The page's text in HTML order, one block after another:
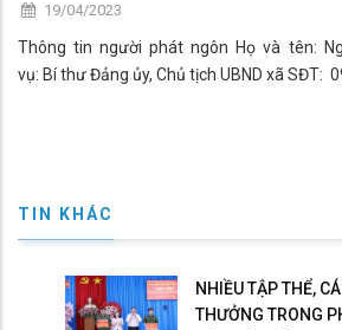
19/04/2023
Thông tin người phát ngôn Họ và tên: Nguyễn Thiện Bảo Chức
TIN KHÁC
NHIỀU TẬP THỂ,
THƯỞNG TRONG